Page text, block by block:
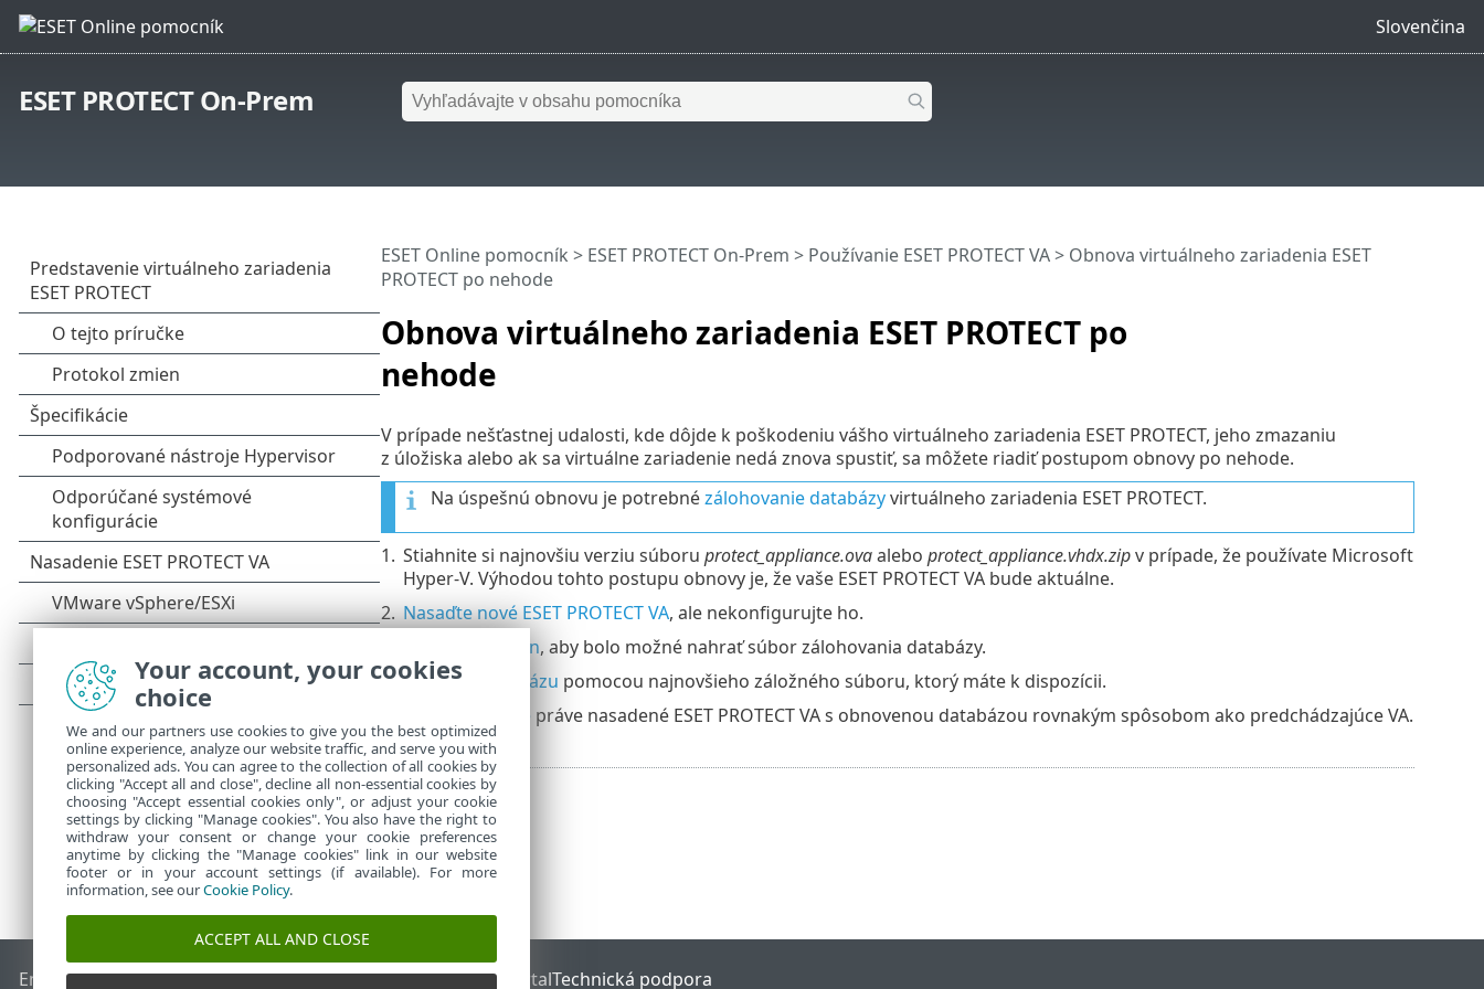
Slovenčina
ESET PROTECT On-Prem
Obnova virtuálneho zariadenia ESET PROTECT po
nehode
ESET Online pomocník > ESET PROTECT On-Prem > Používanie ESET PROTECT VA> Obnova virtuálneho zariadenia ESET
PROTECT po nehode
V prípade nešťastnej udalosti, kde dôjde k poškodeniu vášho virtuálneho zariadenia ESET PROTECT, jeho zmazaniu
z úložiska alebo ak sa virtuálne zariadenie nedá znova spustiť, sa môžete riadiť postupom obnovy po nehode.
Na úspešnú obnovu je potrebnézálohovanie databázyvirtuálneho zariadenia ESET PROTECT.
1. Stiahnite si najnovšiu verziu súboru protect_appliance.ovaalebo protect_appliance.vhdx.zipv prípade, že používate Microsoft
Hyper-V. Výhodou tohto postupu obnovy je, že vaše ESET PROTECT VA bude aktuálne.
2. Nasaďte nové ESET PROTECT VA, ale nekonfigurujte ho.
Povoľte Webmin, aby bolo možné nahrať súbor zálohovania databázy.
4. Obnovte databázu pomocou najnovšieho záložného súboru, ktorý máte k dispozícii.
práve nasadené ESET PROTECT VA s obnovenou databázou rovnakým spôsobom ako predchádzajúce VA.
End of LifeDatabáza znalostí ESETESET FórumESET Status PortalTechnická podpora
Your account, your cookies
choice
We and our partners use cookies to give you the best optimized
online experience, analyze our website traffic, and serve you with
personalized ads. You can agree to the collection of all cookies by
clicking "Accept all and close", decline all non-essential cookies by
choosing "Accept essential cookies only", or adjust your cookie
settings by clicking "Manage cookies". You also have the right to
withdraw your consent or change your cookie preferences
anytime by clicking the "Manage cookies" link in our website
footer or in your account settings (if available). For more
information, see ourCookie Policy.
ACCEPT ALL AND CLOSE